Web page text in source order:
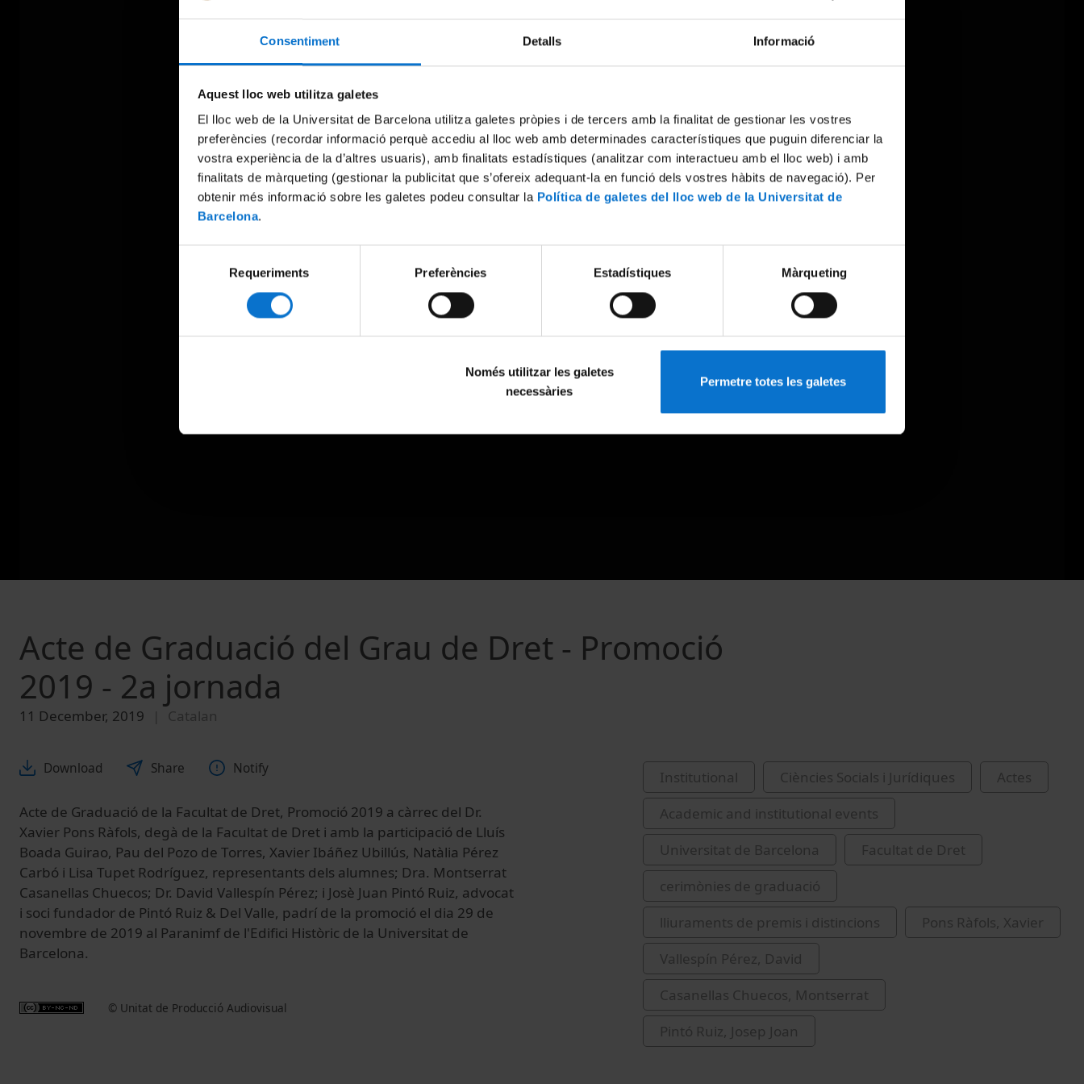
Consentiment Detalls Informació
Aquest lloc web utilitza galetes
El lloc web de la Universitat de Barcelona utilitza galetes pròpies i de tercers amb la finalitat de gestionar les vostres
preferències (recordar informació perquè accediu al lloc web amb determinades característiques que puguin diferenciar la
vostra experiència de la d’altres usuaris), amb finalitats estadístiques (analitzar com interactueu amb el lloc web) i amb
finalitats de màrqueting (gestionar la publicitat que s’ofereix adequant-la en funció dels vostres hàbits de navegació). Per
obtenir més informació sobre les galetes podeu consultar la Política de galetes del lloc web de la Universitat de
Barcelona.
Requeriments Preferències Estadístiques Màrqueting
Només utilitzar les galetes
necessàries
Permetre totes les galetes
Try again
Acte de Graduació del Grau de Dret - Promoció
2019 - 2a jornada
11 December, 2019 Catalan
Download Share Notify
Acte de Graduació de la Facultat de Dret, Promoció 2019 a càrrec del Dr.
Xavier Pons Ràfols, degà de la Facultat de Dret i amb la participació de Lluís
Boada Guirao, Pau del Pozo de Torres, Xavier Ibáñez Ubillús, Natàlia Pérez
Carbó i Lisa Tupet Rodríguez, representants dels alumnes; Dra. Montserrat
Casanellas Chuecos; Dr. David Vallespín Pérez; i Josè Juan Pintó Ruiz, advocat
i soci fundador de Pintó Ruiz & Del Valle, padrí de la promoció el dia 29 de
novembre de 2019 al Paranimf de l'Edifici Històric de la Universitat de
Barcelona.
© Unitat de Producció Audiovisual
Institutional Ciències Socials i Jurídiques
Actes
Academic and institutional events
Universitat de Barcelona
Facultat de Dret
cerimònies de graduació
lliuraments de premis i distincions
Pons Ràfols, Xavier
Vallespín Pérez, David
Casanellas Chuecos, Montserrat
Pintó Ruiz, Josep Joan